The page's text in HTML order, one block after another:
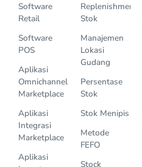
Software
Retail
Software
POS
Aplikasi
Omnichannel
Marketplace
Aplikasi
Integrasi
Marketplace
Aplikasi
Replenishment
Stok
Manajemen
Lokasi
Gudang
Persentase
Stok
Stok Menipis
Metode
FEFO
Stock